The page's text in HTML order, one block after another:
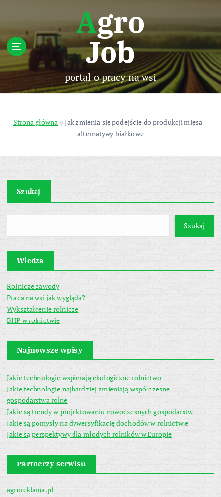
p
t
c
n
Agro
Job
portal o pracy na wsi
Strona główna » Jak zmienia się podejście do produkcji mięsa –
alternatywy białkowe
Szukaj
Szukaj
Wiedza
Rolnicze zawody
Praca na wsi jak wygląda?
Wykształcenie rolnicze
BHP w rolnictwie
Najnowsze wpisy
Jakie technologie wspierają ekologiczne rolnictwo
Jakie technologie najbardziej zmieniają współczesne
gospodarstwa rolne
Jakie są trendy w projektowaniu nowoczesnych gospodarstw
Jakie są pomysły na dywersyfikację dochodów w rolnictwie
Jakie są perspektywy dla młodych rolników w Europie
Partnerzy serwisu
agroreklama.pl